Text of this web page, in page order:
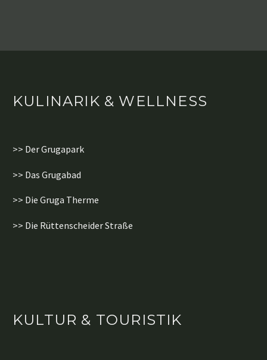
KULINARIK & WELLNESS
>> Der Grugapark
>> Das Grugabad
>> Die Gruga Therme
>> Die Rüttenscheider Straße
KULTUR & TOURISTIK